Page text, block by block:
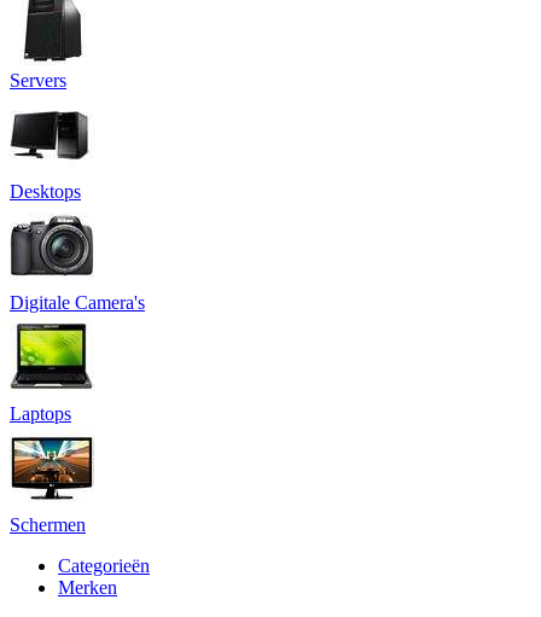
Servers
Desktops
Digitale Camera's
Laptops
Schermen
Categorieën
Merken